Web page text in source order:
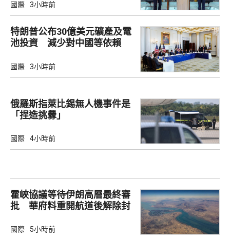
國際 3小時前
特朗普公布30億美元礦產及電
池投資 減少對中國等依賴
國際 3小時前
俄羅斯指萊比錫無人機事件是
「捏造挑釁」
國際 4小時前
霍峽協議等待伊朗高層最終審
批 華府料重開航道後解除封
國際 5小時前